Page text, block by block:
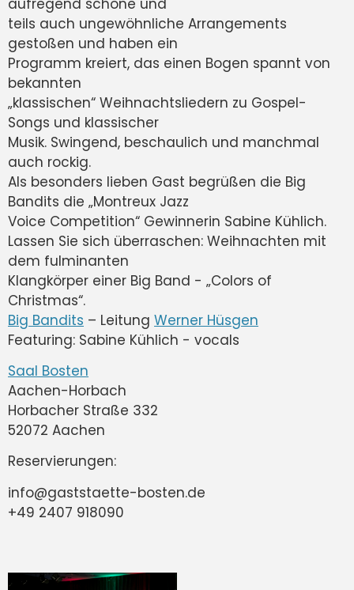
teils auch ungewöhnliche Arrangements
gestoßen und haben ein
Programm kreiert, das einen Bogen spannt von
bekannten
„klassischen“ Weihnachtsliedern zu Gospel-
Songs und klassischer
Musik. Swingend, beschaulich und manchmal
auch rockig.
Als besonders lieben Gast begrüßen die Big
Bandits die „Montreux Jazz
Voice Competition“ Gewinnerin Sabine Kühlich.
Lassen Sie sich überraschen: Weihnachten mit
dem fulminanten
Klangkörper einer Big Band - „Colors of
Christmas“.
Big Bandits – Leitung Werner Hüsgen
Featuring: Sabine Kühlich - vocals
Saal Bosten
Aachen-Horbach
Horbacher Straße 332
52072 Aachen
Reservierungen:
info@gaststaette-bosten.de
+49 2407 918090